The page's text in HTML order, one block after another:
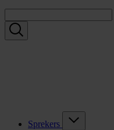
Sprekers